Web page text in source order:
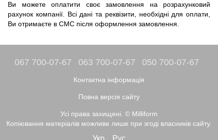
Ви можете оплатити своє замовлення на розрахунковий
рахунок компанії. Всі дані та реквізити, необхідні для оплати,
Ви отримаєте в СМС після оформлення замовлення.
067 700-07-67 063 700-07-67 050 700-07-67
Контактна інформація
Повна версія сайту
Усі права захищені. © Milliform
Копіювання матеріалів можливе лише при згоді власників сайту.
Укр Рус